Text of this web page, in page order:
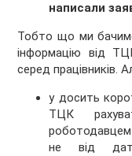
написали
Тобто що ми бачимо
інформацію від
серед працівників.
у досить
ТЦК
роботодавцем
не від